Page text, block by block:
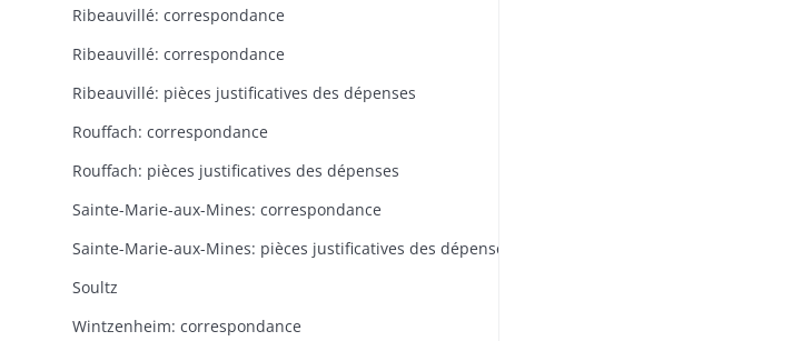
Ribeauvillé: correspondance
Ribeauvillé: correspondance
Ribeauvillé: pièces justificatives des dépenses
Rouffach: correspondance
Rouffach: pièces justificatives des dépenses
Sainte-Marie-aux-Mines: correspondance
Sainte-Marie-aux-Mines: pièces justificatives des dépenses
Soultz
Wintzenheim: correspondance